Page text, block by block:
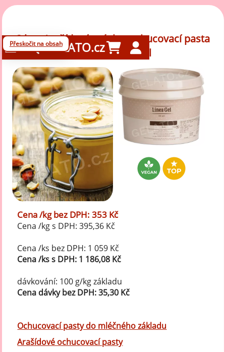
Přeskočit na obsahGELATO.cz
3 kg - Arašídové máslo - ochucovací pasta
hladká, LineaGel
Cena /kg bez DPH: 353 Kč
Cena /kg s DPH: 395,36 Kč
Cena /ks bez DPH: 1 059 Kč
Cena /ks s DPH: 1 186,08 Kč
dávkování: 100 g/kg základu
Cena dávky bez DPH: 35,30 Kč
Ochucovací pasty do mléčného základu
Arašídové ochucovací pasty